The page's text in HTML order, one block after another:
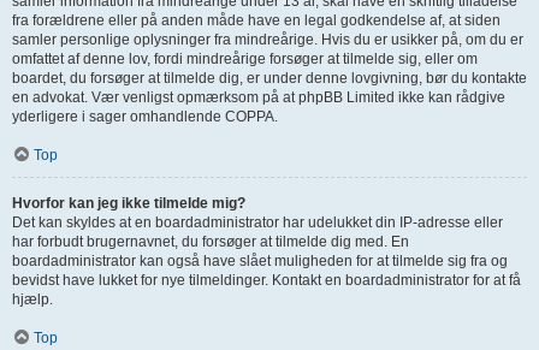
fra forældrene eller på anden måde have en legal godkendelse af, at siden
samler personlige oplysninger fra mindreårige. Hvis du er usikker på, om du er
omfattet af denne lov, fordi mindreårige forsøger at tilmelde sig, eller om
boardet, du forsøger at tilmelde dig, er under denne lovgivning, bør du kontakte
en advokat. Vær venligst opmærksom på at phpBB Limited ikke kan rådgive
yderligere i sager omhandlende COPPA.
Top
Hvorfor kan jeg ikke tilmelde mig?
Det kan skyldes at en boardadministrator har udelukket din IP-adresse eller
har forbudt brugernavnet, du forsøger at tilmelde dig med. En
boardadministrator kan også have slået muligheden for at tilmelde sig fra og
bevidst have lukket for nye tilmeldinger. Kontakt en boardadministrator for at få
hjælp.
Top